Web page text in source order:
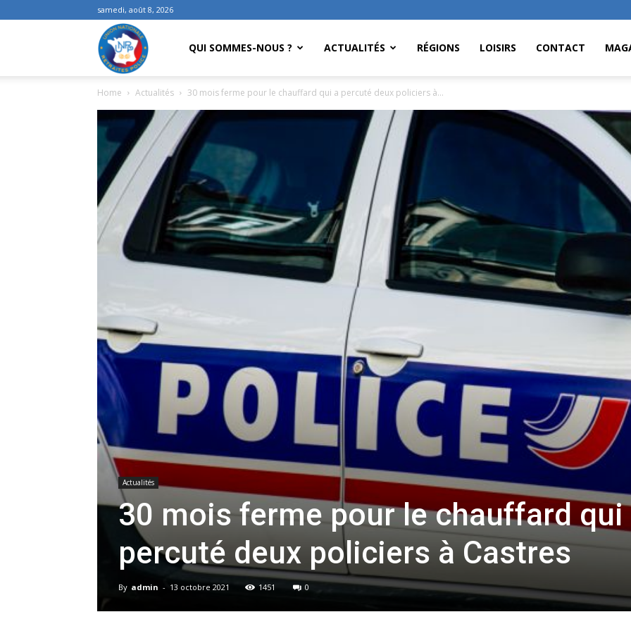
samedi, août 8, 2026
QUI SOMMES-NOUS ? ACTUALITÉS RÉGIONS LOISIRS CONTACT
Home Actualités 30 mois ferme pour le chauffard qui a percuté deux policiers à...
Actualités
30 mois ferme pour le chauffard qui
percuté deux policiers à Castres
By admin - 13 octobre 2021 1451 0